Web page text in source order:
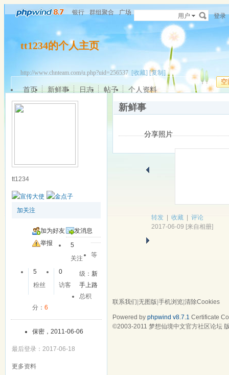
银行 群组聚合 广场 用户 登录
tt1234的个人主页
http://www.chnteam.com/u.php?uid=256537 [收藏] [复制]
空
首页 新鲜事 日志 帖子 个人资料
tt1234
加关注
加为好友
发消息
举报
5
关注
5
粉丝
0
访客
等
级：新
手上路
总积
分： 6
保密，2011-06-06
最后登录：2017-06-18
更多资料
新鲜事
分享照片
转发 | 收藏 | 评论
2017-06-09 [来自相册]
联系我们 无图版 手机浏览 清除Cookies
Powered by phpwind v8.7.1 Certificate
©2003-2011 梦想仙境中文官方社区论坛